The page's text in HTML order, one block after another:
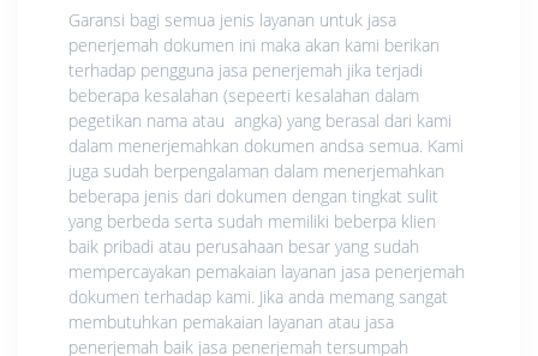
Garansi bagi semua jenis layanan untuk jasa
penerjemah dokumen ini maka akan kami berikan
terhadap pengguna jasa penerjemah jika terjadi
beberapa kesalahan (sepeerti kesalahan dalam
pegetikan nama atau angka) yang berasal dari kami
dalam menerjemahkan dokumen andsa semua. Kami
juga sudah berpengalaman dalam menerjemahkan
beberapa jenis dari dokumen dengan tingkat sulit
yang berbeda serta sudah memiliki beberpa klien
baik pribadi atau perusahaan besar yang sudah
mempercayakan pemakaian layanan jasa penerjemah
dokumen terhadap kami. Jika anda memang sangat
membutuhkan pemakaian layanan atau jasa
penerjemah baik jasa penerjemah tersumpah